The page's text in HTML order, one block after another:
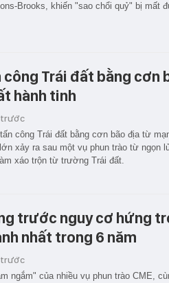
Brooks, khiến "sao chổi quỷ" bị mất
Trái đất bằng cơn
hành tinh
trước
công Trái đất bằng cơn bão địa từ
xảy ra sau một vụ phun trào từ ngọn
xáo trộn từ trường Trái đất.
trước nguy cơ hứng
nhất trong 6 năm
trước
ngắm" của nhiều vụ phun trào CME,